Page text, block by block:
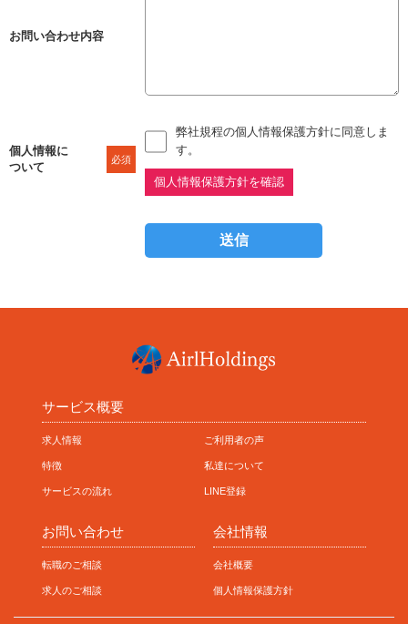
お問い合わせ内容
個人情報に
ついて
必須
弊社規程の個人情報保護方針に同意しま
す。
個人情報保護方針を確認
サービス概要
求人情報
特徴
サービスの流れ
ご利用者の声
私達について
LINE登録
お問い合わせ
転職のご相談
求人のご相談
会社情報
会社概要
個人情報保護方針